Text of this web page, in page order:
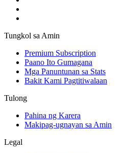
Tungkol sa Amin
Premium Subscription
Paano Ito Gumagana
Mga Panuntunan sa Stats
Bakit Kami Pagtitiwalaan
Tulong
Pahina ng Karera
Makipag-ugnayan sa Amin
Legal